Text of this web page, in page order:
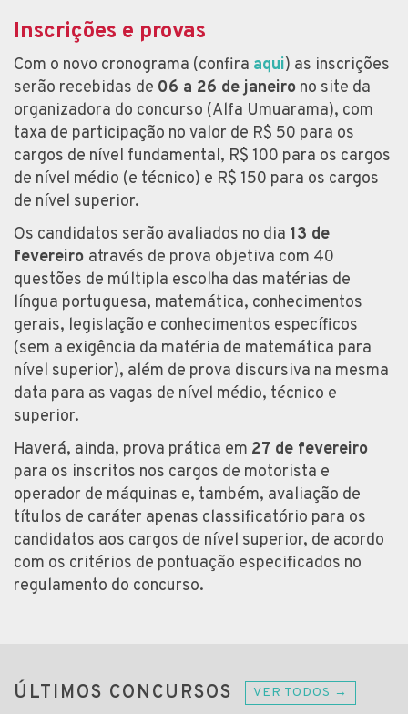
Inscrições e provas
Com o novo cronograma (confira aqui) as inscrições
serão recebidas de 06 a 26 de janeiro no site da
organizadora do concurso (Alfa Umuarama), com
taxa de participação no valor de R$ 50 para os
cargos de nível fundamental, R$ 100 para os cargos
de nível médio (e técnico) e R$ 150 para os cargos
de nível superior.
Os candidatos serão avaliados no dia 13 de
fevereiro através de prova objetiva com 40
questões de múltipla escolha das matérias de
língua portuguesa, matemática, conhecimentos
gerais, legislação e conhecimentos específicos
(sem a exigência da matéria de matemática para
nível superior), além de prova discursiva na mesma
data para as vagas de nível médio, técnico e
superior.
Haverá, ainda, prova prática em 27 de fevereiro
para os inscritos nos cargos de motorista e
operador de máquinas e, também, avaliação de
títulos de caráter apenas classificatório para os
candidatos aos cargos de nível superior, de acordo
com os critérios de pontuação especificados no
regulamento do concurso.
ÚLTIMOS CONCURSOS VER TODOS →